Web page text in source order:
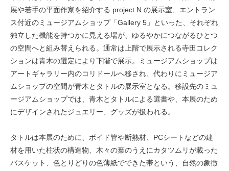
展や若手の平面作家を紹介する project N の展示室、エントラン
ス付近のミュージアムショップ「Gallery 5」といった、それぞれ
独立した機能を持つかに見える場が、ゆるやかにつながるひとつ
の空間へと組み替えられる。通常は上階で展示される寺田コレク
ションは青木の選定により下階で展示。ミュージアムショップは
アートギャラリー内のコリドールへ移され、代わりにミュージア
ムショップの空間が青木とタトルの展示室となる。移設先のミュ
ージアムショップでは、青木とタトルによる選書や、本展のため
にデザインされたジュエリー、グッズが扱われる。
タトルは本展のために、ボイド管や断熱材、PCシートなどの建
材を用いた柱状の構造物、木々の葉のうえにカタツムリが載った
バスケット、色とりどりの色薄紙でできた帯という、自然の象徴